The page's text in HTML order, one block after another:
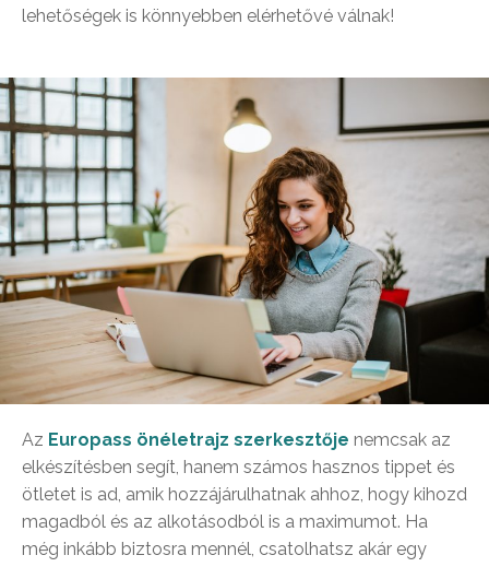
lehetőségek is könnyebben elérhetővé válnak!
Az Europass önéletrajz szerkesztője nemcsak az
elkészítésben segít, hanem számos hasznos tippet és
ötletet is ad, amik hozzájárulhatnak ahhoz, hogy kihozd
magadból és az alkotásodból is a maximumot. Ha
még inkább biztosra mennél, csatolhatsz akár egy